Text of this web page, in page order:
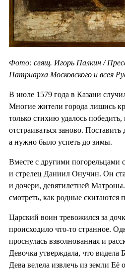
Фото: свящ. Игорь Палкин /
Патриарха Московского и всея
В июле 1579 года в Казани
Многие жители города лишись
только стихию удалось победить,
отстраиваться заново.
а нужно было успеть до зимы.
Вместе с другими погорельцами
и стрелец Даниил Онучин. Он
и дочери, девятилетней
смотреть, как родные скитаются
Царский воин тревожился за
происходило что-то странное.
проснулась взволнованная и
Девочка утверждала, что
Дева велела извлечь из земли Её